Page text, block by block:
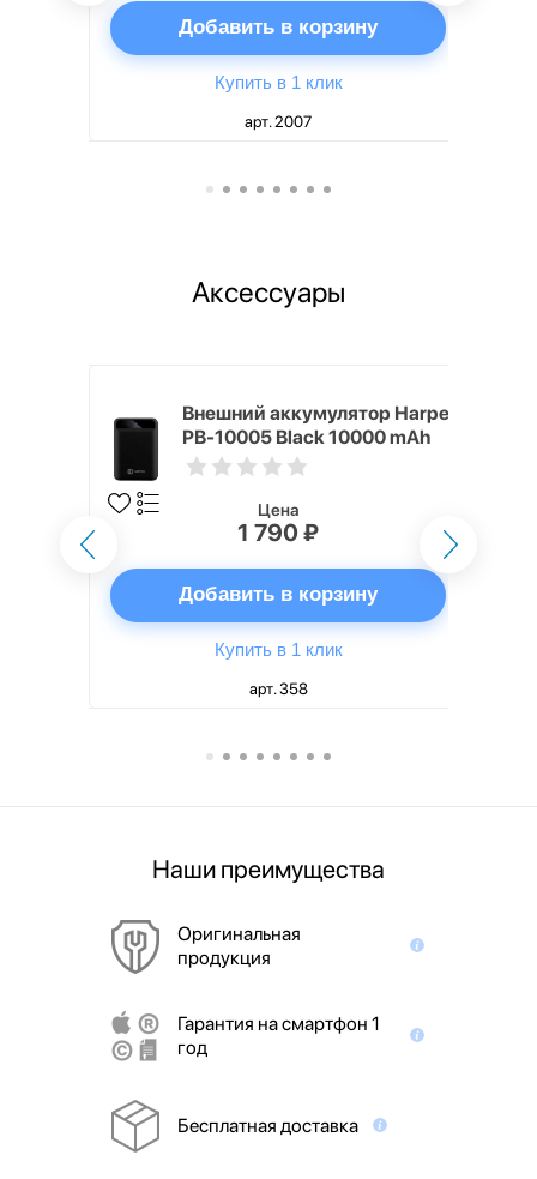
Добавить в корзину
Купить в 1 клик
арт. 2007
Аксессуары
Внешний аккумулятор Harper
PB-10005 Black 10000 mAh
Цена
1 790 ₽
Добавить в корзину
Купить в 1 клик
арт. 358
Наши преимущества
Оригинальная
продукция
Гарантия на смартфон 1
год
Бесплатная доставка